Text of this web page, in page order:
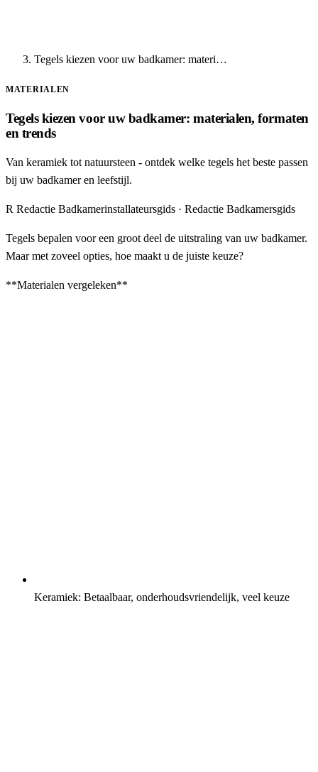
Tegels kiezen voor uw badkamer: materi…
MATERIALEN
Tegels kiezen voor uw badkamer: materialen, formaten
en trends
Van keramiek tot natuursteen - ontdek welke tegels het beste passen
bij uw badkamer en leefstijl.
R Redactie Badkamerinstallateursgids · Redactie Badkamersgids
Tegels bepalen voor een groot deel de uitstraling van uw badkamer.
Maar met zoveel opties, hoe maakt u de juiste keuze?
**Materialen vergeleken**
Keramiek: Betaalbaar, onderhoudsvriendelijk, veel keuze